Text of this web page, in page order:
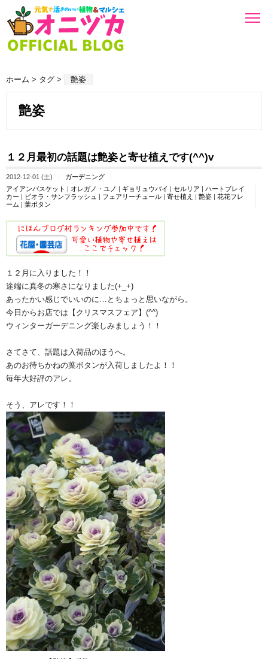
ホーム > タグ > 艶姿
艶姿
１２月最初の話題は艶姿と寄せ植えです(^^)v
2012-12-01 (土)
ガーデニング
アイアンバスケット | オレガノ・ユノ | ギョリュウバイ | セルリア | ハートブレイ
カー | ビオラ・サンフラッシュ | フェアリーチュール | 寄せ植え | 艶姿 | 花花フレ
ーム | 葉ボタン
１２月に入りました！！
途端に真冬の寒さになりました(+_+)
あったかい感じでいいのに…とちょっと思いながら。
今日からお店では【クリスマスフェア】(^^)
ウィンターガーデニング楽しみましょう！！
さてさて、話題は入荷品のほうへ。
あのお待ちかねの葉ボタンが入荷しましたよ！！
毎年大好評のアレ。
そう、アレです！！